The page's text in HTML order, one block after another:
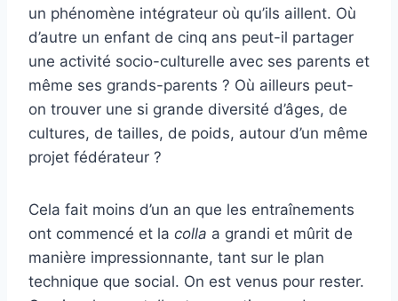
un phénomène intégrateur où qu’ils aillent. Où
d’autre un enfant de cinq ans peut-il partager
une activité socio-culturelle avec ses parents et
même ses grands-parents ? Où ailleurs peut-
on trouver une si grande diversité d’âges, de
cultures, de tailles, de poids, autour d’un même
projet fédérateur ?
Cela fait moins d’un an que les entraînements
ont commencé et la colla a grandi et mûrit de
manière impressionnante, tant sur le plan
technique que social. On est venus pour rester.